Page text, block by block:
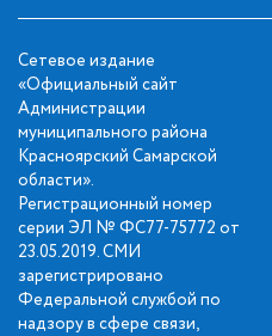
Сетевое издание
«Официальный сайт
Администрации
муниципального района
Красноярский Самарской
области».
Регистрационный номер
серии ЭЛ № ФС77-75772 от
23.05.2019. СМИ
зарегистрировано
Федеральной службой по
надзору в сфере связи,